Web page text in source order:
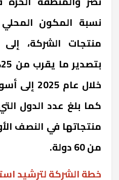
منتجات الشركة،
كما بلغ عدد الدول
من 60 دولة.
خطة الشركة لترشيد